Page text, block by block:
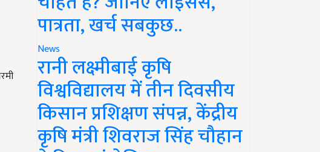
पात्रता, खर्च सबकुछ..
News
रानी लक्ष्मीबाई कृषि
विश्वविद्यालय में तीन दिवसीय
किसान प्रशिक्षण संपन्न, केंद्रीय
कृषि मंत्री शिवराज सिंह चौहान